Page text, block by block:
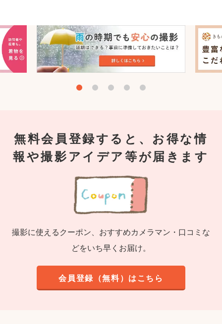
無料会員登録すると、お得な情
報や撮影アイデア等が届きます
撮影に使えるクーポン、おすすめカメラマン・口コミな
どをいち早くお届け。
会員登録（無料）はこちら